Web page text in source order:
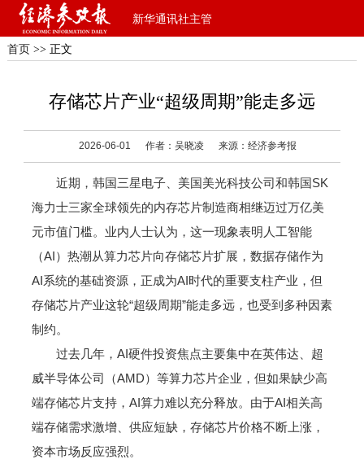
新华通讯社主管
首页 >> 正文
存储芯片产业“超级周期”能走多远
2026-06-01 作者：吴晓凌 来源：经济参考报
近期，韩国三星电子、美国美光科技公司和韩国SK
海力士三家全球领先的内存芯片制造商相继迈过万亿美
元市值门槛。业内人士认为，这一现象表明人工智能
（AI）热潮从算力芯片向存储芯片扩展，数据存储作为
AI系统的基础资源，正成为AI时代的重要支柱产业，但
存储芯片产业这轮“超级周期”能走多远，也受到多种因素
制约。
过去几年，AI硬件投资焦点主要集中在英伟达、超
威半导体公司（AMD）等算力芯片企业，但如果缺少高
端存储芯片支持，AI算力难以充分释放。由于AI相关高
端存储需求激增、供应短缺，存储芯片价格不断上涨，
资本市场反应强烈。